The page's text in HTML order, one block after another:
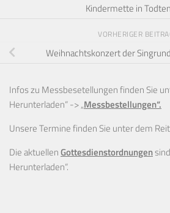
Kindermette in
VORHERIGER
Weihnachtskonzert der
Infos zu Messbesetellungen finden Sie
Herunterladen“ ->„Messbestellungen“.
Unsere Termine finden Sie unter dem
Die aktuellenGottesdienstordnungen
Herunterladen“.